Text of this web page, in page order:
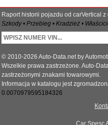
Raport historii pojazdu od carVertical
Szkody • Przebieg • Kradzież •
© 2010-2026 Auto-Data.net by
Wszelkie prawa zastrzeżone. Auto-
zastrzeżonymi znakami towarowymi.
Informacja w katalogu jest
0.0070979595184326